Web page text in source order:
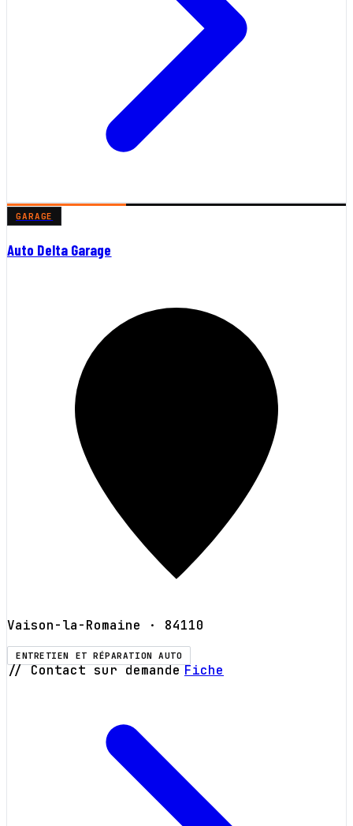
GARAGE
Auto Delta Garage
Vaison-la-Romaine · 84110
ENTRETIEN ET RÉPARATION AUTO
// Contact sur demande Fiche